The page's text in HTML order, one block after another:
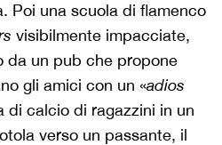
Poi una scuola di flamenco
visibilmente impacciate,
da un pub che propone
gli amici con un «adios
di calcio di ragazzini in un
verso un passante, il